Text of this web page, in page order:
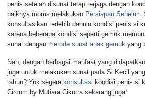
penis setelah disunat tetap terjaga dengan
baiknya moms melakukan Persiapan Sebelum
konsultasikan terlebih dahulu kondisi penis si
karena beberapa kondisi seperti gemuk
sunat dengan metode sunat anak gemuk yang
Nah, dengan berbagai manfaat yang
juga untuk melakukan sunat pada Si Kecil
tahun? Yuk segera konsultasi kondisi penis si
Circum by Mutiara Cikutra sekarang juga!